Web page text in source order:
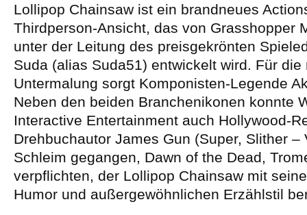
Lollipop Chainsaw ist ein brandneues
Thirdperson-Ansicht, das von Grasshopper
unter der Leitung des preisgekrönten
Suda (alias Suda51) entwickelt wird. Für
Untermalung sorgt Komponisten-Legende
Neben den beiden Branchenikonen konnte
Interactive Entertainment auch Hollywood-
Drehbuchautor James Gun (Super, Slither –
Schleim gegangen, Dawn of the Dead,
verpflichten, der Lollipop Chainsaw mit
Humor und außergewöhnlichen Erzählstil